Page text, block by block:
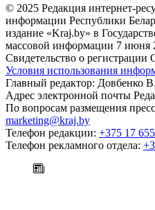
© 2025 Редакция интернет-
информации Республики
издание «Kraj.by» в
массовой информации 7 июня
Свидетельство о
Условия использования
Главный редактор: Довбенко
Адрес электронной почты
По вопросам размещения
marketing@kraj.by
Телефон редакции: +375 17
Телефон рекламного отдела: